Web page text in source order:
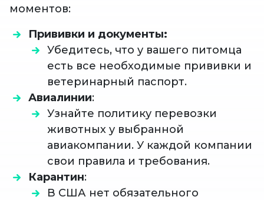
моментов:
Прививки и документы:
Убедитесь, что у вашего питомца
есть все необходимые прививки и
ветеринарный паспорт.
Авиалинии:
Узнайте политику перевозки
животных у выбранной
авиакомпании. У каждой компании
свои правила и требования.
Карантин:
В США нет обязательного